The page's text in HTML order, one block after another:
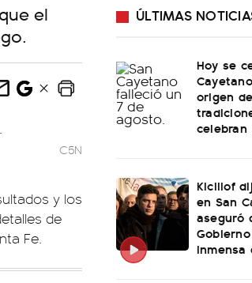
el
C5N
y los
de
Fe.
ÚLTIMAS
Hoy se
origen
celebran
Kicillof
en San
aseguró
inmensa